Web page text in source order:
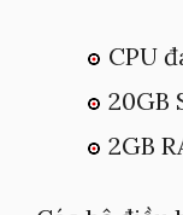
CPU
20GB
2GB